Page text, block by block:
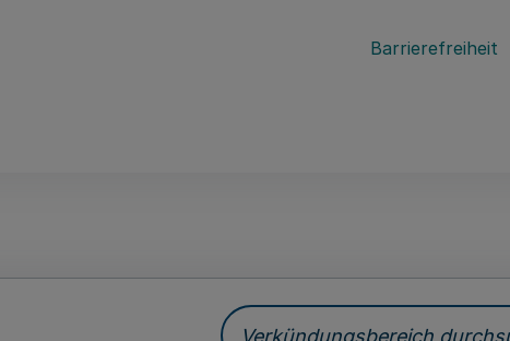
Barrierefreiheit